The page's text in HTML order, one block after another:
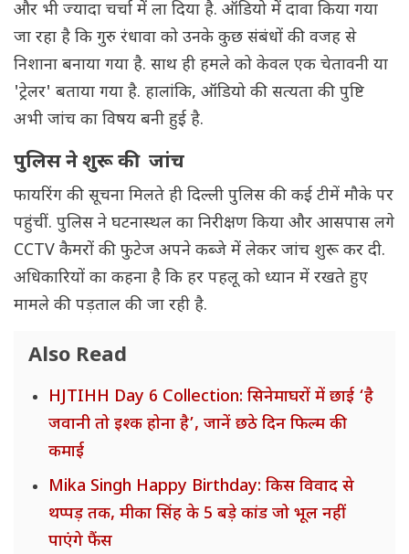
और भी ज्यादा चर्चा में ला दिया है. ऑडियो में दावा किया गया
जा रहा है कि गुरु रंधावा को उनके कुछ संबंधों की वजह से
निशाना बनाया गया है. साथ ही हमले को केवल एक चेतावनी या
'ट्रेलर' बताया गया है. हालांकि, ऑडियो की सत्यता की पुष्टि
अभी जांच का विषय बनी हुई है.
पुलिस ने शुरू की जांच
फायरिंग की सूचना मिलते ही दिल्ली पुलिस की कई टीमें मौके पर
पहुंचीं. पुलिस ने घटनास्थल का निरीक्षण किया और आसपास लगे
CCTV कैमरों की फुटेज अपने कब्जे में लेकर जांच शुरू कर दी.
अधिकारियों का कहना है कि हर पहलू को ध्यान में रखते हुए
मामले की पड़ताल की जा रही है.
Also Read
HJTIHH Day 6 Collection: सिनेमाघरों में छाई ‘है
जवानी तो इश्क होना है’, जानें छठे दिन फिल्म की
कमाई
Mika Singh Happy Birthday: किस विवाद से
थप्पड़ तक, मीका सिंह के 5 बड़े कांड जो भूल नहीं
पाएंगे फैंस